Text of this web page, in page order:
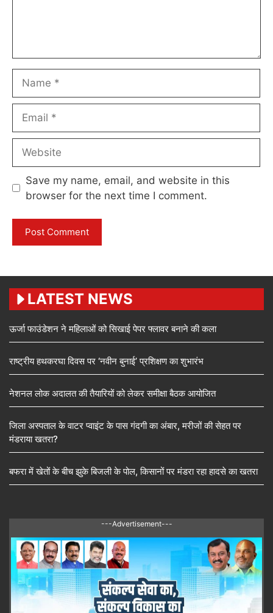
Save my name, email, and website in this
browser for the next time I comment.
LATEST NEWS
ऊर्जा फाउंडेशन ने महिलाओं को सिखाई पेपर फ्लावर बनाने की कला
राष्ट्रीय हथकरघा दिवस पर ‘नवीन बुनाई’ प्रशिक्षण का शुभारंभ
नेशनल लोक अदालत की तैयारियों को लेकर समीक्षा बैठक आयोजित
जिला अस्पताल के वाटर प्वाइंट के पास गंदगी का अंबार, मरीजों की सेहत पर
मंडराया खतरा?
बफरा में खेतों के बीच झुके बिजली के पोल, किसानों पर मंडरा रहा हादसे का खतरा
---Advertisement---